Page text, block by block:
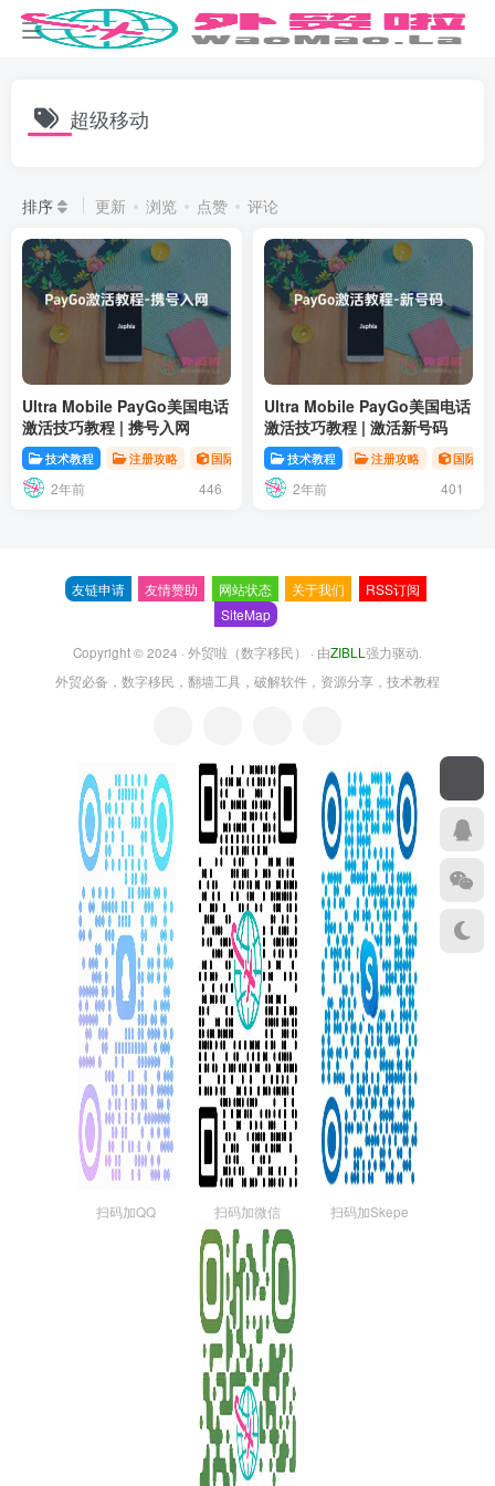
超级移动
排序 更新 浏览 点赞 评论
Ultra Mobile PayGo美国电话
激活技巧教程 | 携号入网
技术教程 注册攻略 国际电话
2年前 446
Ultra Mobile PayGo美国电话
激活技巧教程 | 激活新号码
技术教程 注册攻略 国际电
2年前 401
友链申请 友情赞助 网站状态 关于我们
RSS订阅
SiteMap
Copyright © 2024 · 外贸啦（数字移民） · 由ZIBLL强力驱动.
外贸必备，数字移民，翻墙工具，破解软件，资源分享，技术教程
扫码加QQ 扫码加微信 扫码加Skepe